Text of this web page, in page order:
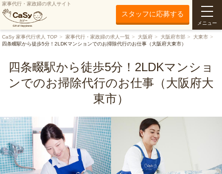
家事代行・家政婦の求人サイト
スタッフに応募する
メニュー
CaSy 家事代行求人 TOP 家事代行・家政婦の求人一覧 大阪府 大阪府市部
大東市
四条畷駅から徒歩5分！2LDKマンションでのお掃除代行のお仕事（大阪府大東市）
四条畷駅から徒歩5分！2LDKマンショ
ンでのお掃除代行のお仕事（大阪府大
東市）